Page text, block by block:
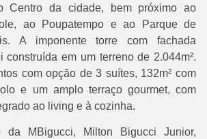
Centro da cidade, bem próximo ao
ao Poupatempo e ao Parque de
A imponente torre com fachada
construída em um terreno de 2.044m².
com opção de 3 suítes, 132m² com
e um amplo terraço gourmet, com
ao living e à cozinha.
da MBigucci, Milton Bigucci Junior,